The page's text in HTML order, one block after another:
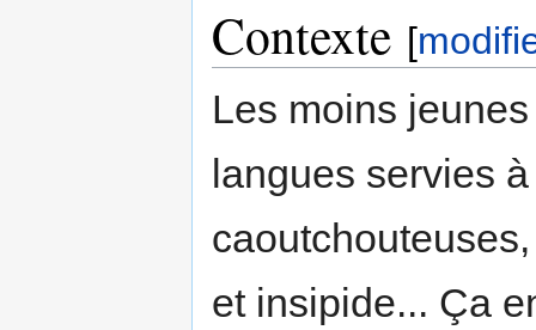
Contexte [
Les moins
langues servies
et insipide... Ça